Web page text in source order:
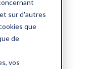
sur d'autres
que
de
vos